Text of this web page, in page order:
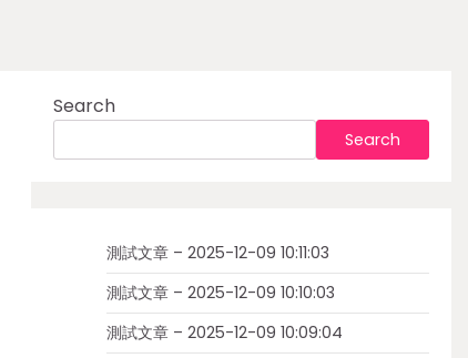
Search
Search
測試文章 – 2025-12-09 10:11:03
測試文章 – 2025-12-09 10:10:03
測試文章 – 2025-12-09 10:09:04